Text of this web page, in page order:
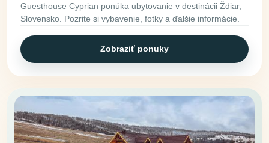
Guesthouse Cyprian ponúka ubytovanie v destinácii Ždiar,
Slovensko. Pozrite si vybavenie, fotky a ďalšie informácie.
Zobraziť ponuky